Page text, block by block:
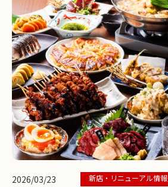
2026/03/23 新店・リニューアル情報